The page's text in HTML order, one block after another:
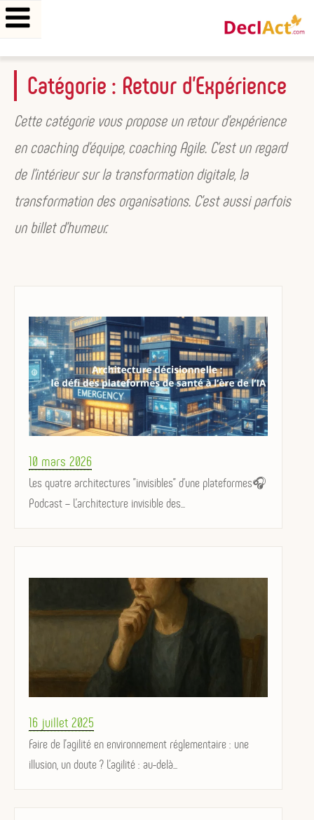
Aller
contenu
Catégorie : Retour d’Expérience
Cette catégorie vous propose un retour d’expérience
en coaching d’équipe, coaching Agile. C’est un regard
de l’intérieur sur la transformation digitale, la
transformation des organisations. C’est aussi parfois
un billet d’humeur.
Posted
on
10 mars 2026
Les quatre architectures "invisibles" d'une plateformes🎧
Podcast – L’architecture invisible des...
Posted
on
16 juillet 2025
Faire de l’agilité en environnement réglementaire : une
illusion, un doute ? L’agilité : au-delà...